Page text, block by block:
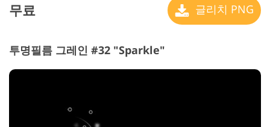
무료 글리치 PNG
투명필름 그레인 #32 "Sparkle"